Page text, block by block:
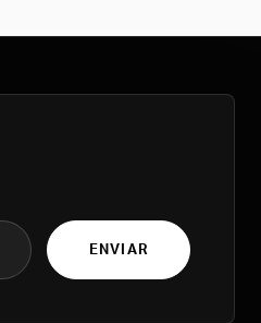
ENVIAR